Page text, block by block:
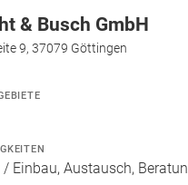
& Busch GmbH
9, 37079 Göttingen
Einbau, Austausch,